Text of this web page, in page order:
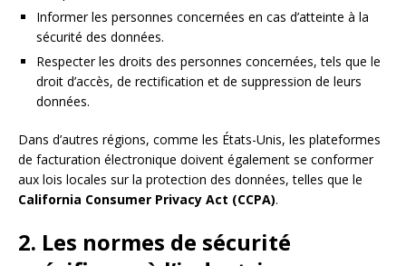
Informer les personnes concernées en cas d’atteinte à la
sécurité des données.
Respecter les droits des personnes concernées, tels que le
droit d’accès, de rectification et de suppression de leurs
données.
Dans d’autres régions, comme les États-Unis, les plateformes
de facturation électronique doivent également se conformer
aux lois locales sur la protection des données, telles que le
California Consumer Privacy Act (CCPA).
2. Les normes de sécurité